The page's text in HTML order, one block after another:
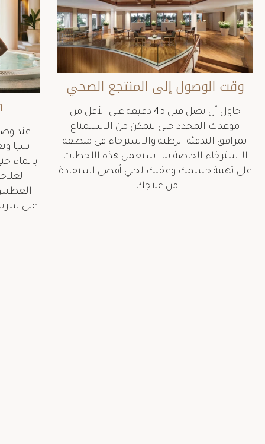
وقت الوصول إلى المنتجع الصحي
حاول أن تصل قبل 45 دقيقة على الأقل من
موعدك المحدد حتى تتمكن من الاستمتاع
بمرافق التدفئة الرطبة والاسترخاء في منطقة
الاسترخاء الخاصة بنا. ستعمل هذه اللحظات
على تهيئة جسمك وعقلك لجني أقصى استفادة
من علاجك.
عند
سبا
بالماء
الغطس
على